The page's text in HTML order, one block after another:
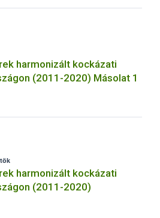
harmonizált kockázati
(2011-2020) Másolat 1
harmonizált kockázati
(2011-2020)